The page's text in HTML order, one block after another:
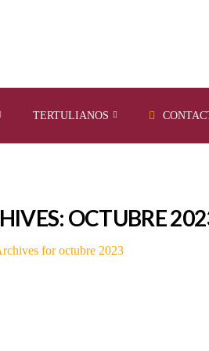
TERTULIANOS
OCTUBRE
for octubre 2023